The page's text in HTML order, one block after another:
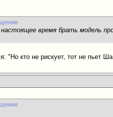
время брать модель
"Но кто не рискует, тот не пьет